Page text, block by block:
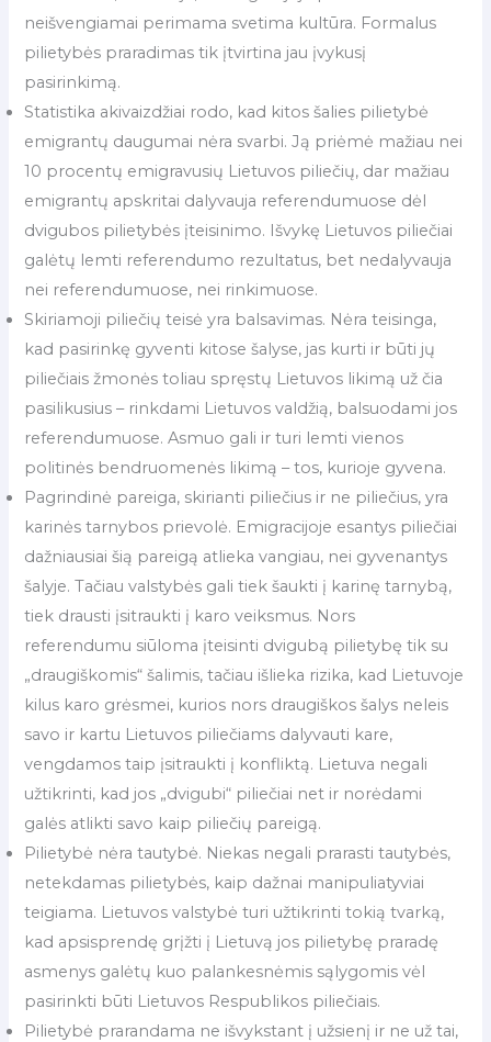
neišvengiamai perimama svetima kultūra. Formalus
pilietybės praradimas tik įtvirtina jau įvykusį
pasirinkimą.
Statistika akivaizdžiai rodo, kad kitos šalies pilietybė
emigrantų daugumai nėra svarbi. Ją priėmė mažiau nei
10 procentų emigravusių Lietuvos piliečių, dar mažiau
emigrantų apskritai dalyvauja referendumuose dėl
dvigubos pilietybės įteisinimo. Išvykę Lietuvos piliečiai
galėtų lemti referendumo rezultatus, bet nedalyvauja
nei referendumuose, nei rinkimuose.
Skiriamoji piliečių teisė yra balsavimas. Nėra teisinga,
kad pasirinkę gyventi kitose šalyse, jas kurti ir būti jų
piliečiais žmonės toliau spręstų Lietuvos likimą už čia
pasilikusius – rinkdami Lietuvos valdžią, balsuodami jos
referendumuose. Asmuo gali ir turi lemti vienos
politinės bendruomenės likimą – tos, kurioje gyvena.
Pagrindinė pareiga, skirianti piliečius ir ne piliečius, yra
karinės tarnybos prievolė. Emigracijoje esantys piliečiai
dažniausiai šią pareigą atlieka vangiau, nei gyvenantys
šalyje. Tačiau valstybės gali tiek šaukti į karinę tarnybą,
tiek drausti įsitraukti į karo veiksmus. Nors
referendumu siūloma įteisinti dvigubą pilietybę tik su
„draugiškomis“ šalimis, tačiau išlieka rizika, kad Lietuvoje
kilus karo grėsmei, kurios nors draugiškos šalys neleis
savo ir kartu Lietuvos piliečiams dalyvauti kare,
vengdamos taip įsitraukti į konfliktą. Lietuva negali
užtikrinti, kad jos „dvigubi“ piliečiai net ir norėdami
galės atlikti savo kaip piliečių pareigą.
Pilietybė nėra tautybė. Niekas negali prarasti tautybės,
netekdamas pilietybės, kaip dažnai manipuliatyviai
teigiama. Lietuvos valstybė turi užtikrinti tokią tvarką,
kad apsisprendę grįžti į Lietuvą jos pilietybę praradę
asmenys galėtų kuo palankesnėmis sąlygomis vėl
pasirinkti būti Lietuvos Respublikos piliečiais.
Pilietybė prarandama ne išvykstant į užsienį ir ne už tai,